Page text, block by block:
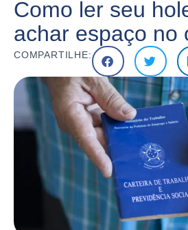
Como ler seu
achar espaço no
COMPARTILHE: